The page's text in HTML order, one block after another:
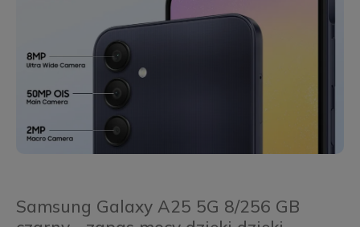
Samsung Galaxy A25 5G 8/256 GB